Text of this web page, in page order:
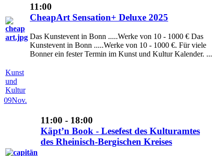
11:00
CheapArt Sensation+ Deluxe 2025
Das Kunstevent in Bonn .....Werke von 10 - 1000 € Das
Kunstevent in Bonn .....Werke von 10 - 1000 €. Für viele
Bonner ein fester Termin im Kunst und Kultur Kalender. ...
Kunst
und
Kultur
09Nov.
11:00 - 18:00
Käpt’n Book - Lesefest des Kulturamtes
des Rheinisch-Bergischen Kreises